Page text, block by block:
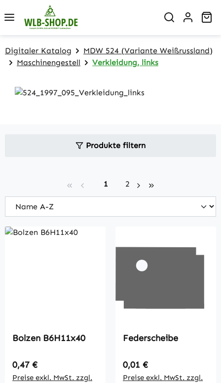
Zum Hauptinhalt springen
Digitaler Katalog
MDW 524 (Variante Weißrussland)
Maschinengestell
Verkleidung, links
Produkte filtern
Seite
1 Seite
2
Bolzen B6H11x40
Regulärer Preis:
0,47 €
Preise exkl. MwSt. zzgl.
Federscheibe
Regulärer Preis:
0,01 €
Preise exkl. MwSt. zzgl.